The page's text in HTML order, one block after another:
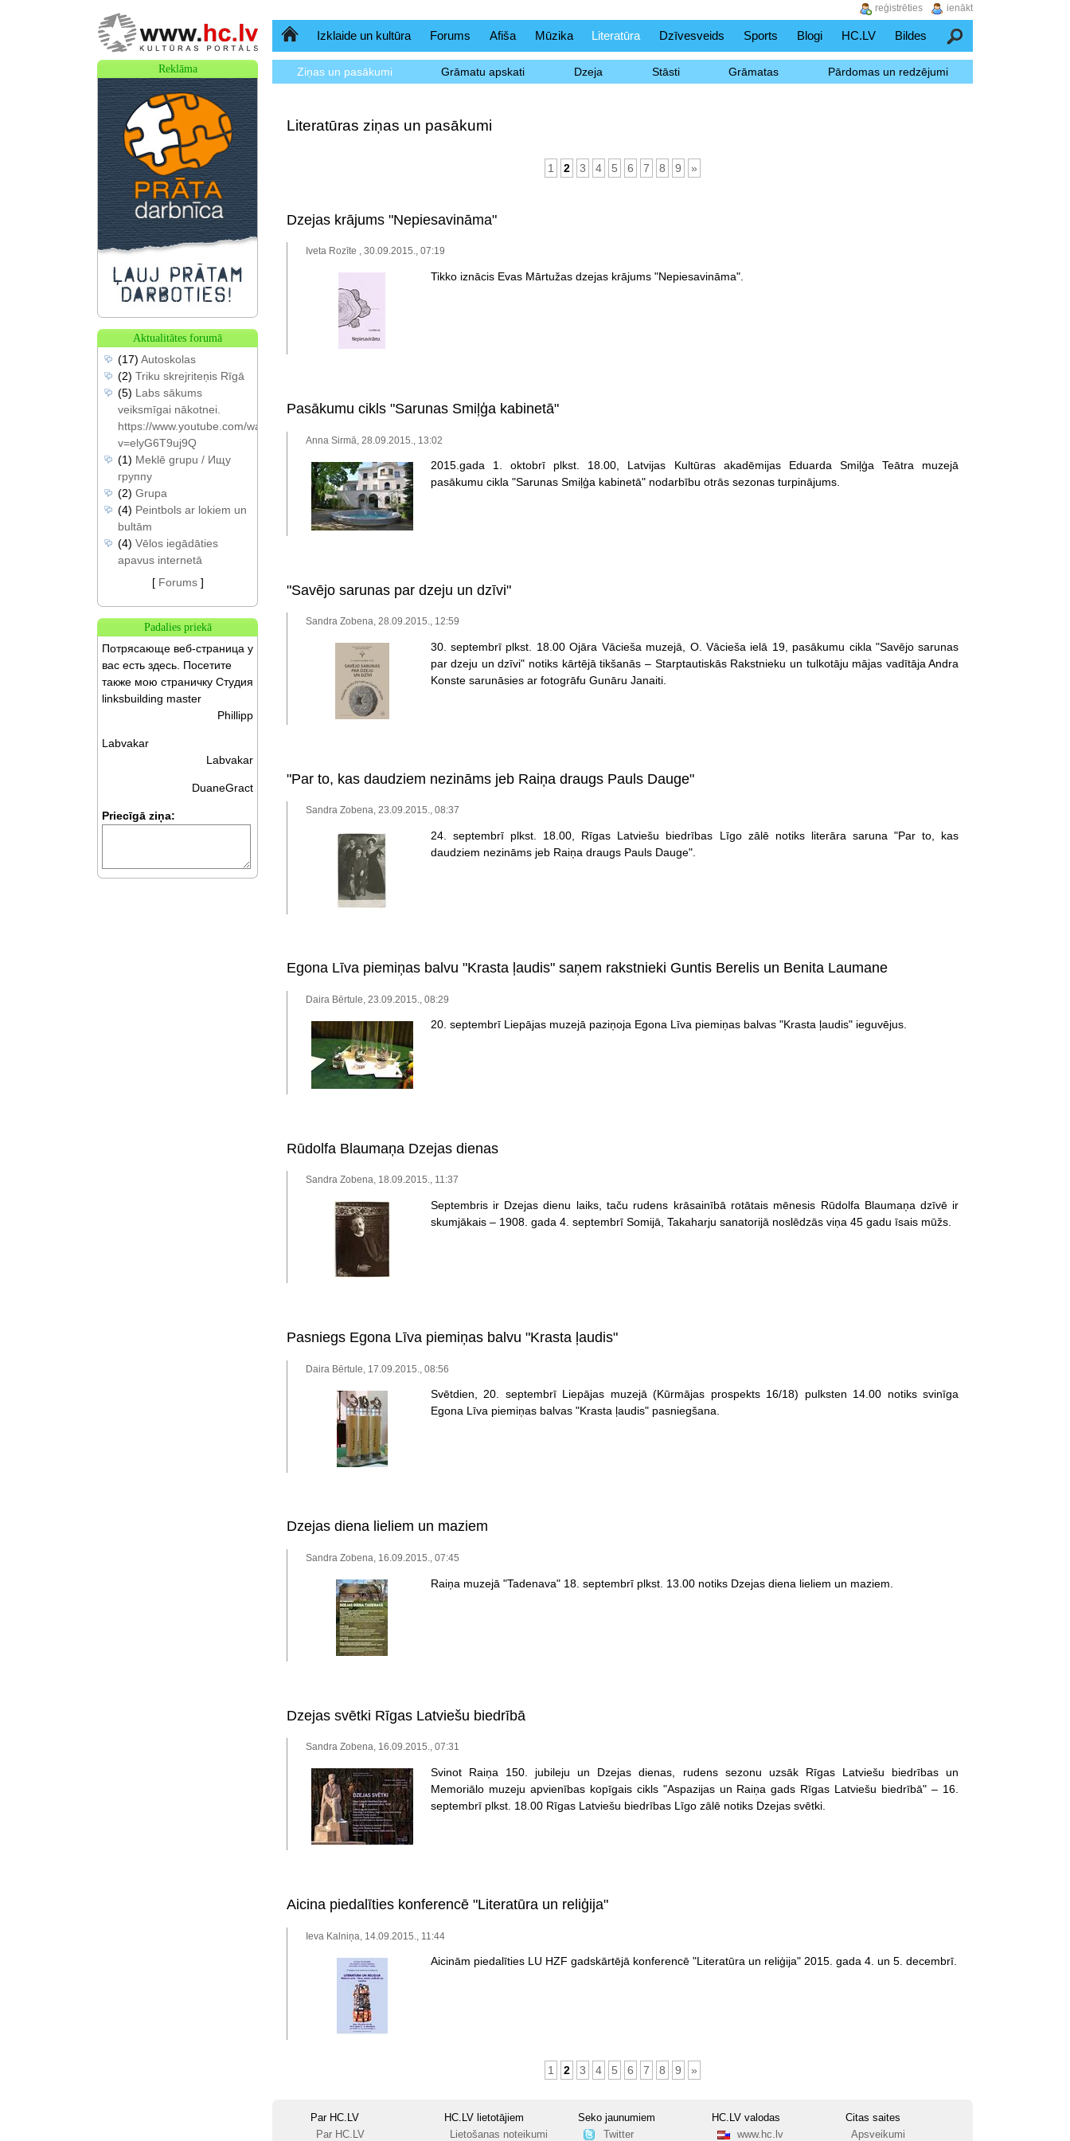
SākumlapaIzklaide un kultūra Forums Afiša Mūzika Literatūra Dzīvesveids Sports Blogi HC.LV Bildes Meklēšana
Ziņas un pasākumi Grāmatu apskati Dzeja Stāsti Grāmatas Pārdomas un redzējumi
Literatūras ziņas un pasākumi
1 2 3 4 5 6 7 8 9 »
Dzejas krājums "Nepiesavināma"
Iveta Rozīte , 30.09.2015., 07:19
Tikko iznācis Evas Mārtužas dzejas krājums "Nepiesavināma".
Pasākumu cikls "Sarunas Smiļģa kabinetā"
Anna Sirmā, 28.09.2015., 13:02
2015.gada 1. oktobrī plkst. 18.00, Latvijas Kultūras akadēmijas Eduarda Smiļģa Teātra muzejā
pasākumu cikla "Sarunas Smiļģa kabinetā" nodarbību otrās sezonas turpinājums.
"Savējo sarunas par dzeju un dzīvi"
Sandra Zobena, 28.09.2015., 12:59
30. septembrī plkst. 18.00 Ojāra Vācieša muzejā, O. Vācieša ielā 19, pasākumu cikla "Savējo sarunas
par dzeju un dzīvi" notiks kārtējā tikšanās – Starptautiskās Rakstnieku un tulkotāju mājas vadītāja Andra
Konste sarunāsies ar fotogrāfu Gunāru Janaiti.
"Par to, kas daudziem nezināms jeb Raiņa draugs Pauls Dauge"
Sandra Zobena, 23.09.2015., 08:37
24. septembrī plkst. 18.00, Rīgas Latviešu biedrības Līgo zālē notiks literāra saruna "Par to, kas
daudziem nezināms jeb Raiņa draugs Pauls Dauge".
Egona Līva piemiņas balvu "Krasta ļaudis" saņem rakstnieki Guntis Berelis un Benita Laumane
Daira Bērtule, 23.09.2015., 08:29
20. septembrī Liepājas muzejā paziņoja Egona Līva piemiņas balvas "Krasta ļaudis" ieguvējus.
Rūdolfa Blaumaņa Dzejas dienas
Sandra Zobena, 18.09.2015., 11:37
Septembris ir Dzejas dienu laiks, taču rudens krāsainībā rotātais mēnesis Rūdolfa Blaumaņa dzīvē ir
skumjākais – 1908. gada 4. septembrī Somijā, Takaharju sanatorijā noslēdzās viņa 45 gadu īsais mūžs.
Pasniegs Egona Līva piemiņas balvu "Krasta ļaudis"
Daira Bērtule, 17.09.2015., 08:56
Svētdien, 20. septembrī Liepājas muzejā (Kūrmājas prospekts 16/18) pulksten 14.00 notiks svinīga
Egona Līva piemiņas balvas "Krasta ļaudis" pasniegšana.
Dzejas diena lieliem un maziem
Sandra Zobena, 16.09.2015., 07:45
Raiņa muzejā "Tadenava" 18. septembrī plkst. 13.00 notiks Dzejas diena lieliem un maziem.
Dzejas svētki Rīgas Latviešu biedrībā
Sandra Zobena, 16.09.2015., 07:31
Svinot Raiņa 150. jubileju un Dzejas dienas, rudens sezonu uzsāk Rīgas Latviešu biedrības un
Memoriālo muzeju apvienības kopīgais cikls "Aspazijas un Raiņa gads Rīgas Latviešu biedrībā" – 16.
septembrī plkst. 18.00 Rīgas Latviešu biedrības Līgo zālē notiks Dzejas svētki.
Aicina piedalīties konferencē "Literatūra un reliģija"
Ieva Kalniņa, 14.09.2015., 11:44
Aicinām piedalīties LU HZF gadskārtējā konferencē "Literatūra un reliģija" 2015. gada 4. un 5. decembrī.
1 2 3 4 5 6 7 8 9 »
Par HC.LV
Par HC.LV
HC.LV lietotājiem
Lietošanas noteikumi
Seko jaunumiem
Twitter
HC.LV valodas
www.hc.lv
Citas saites
Apsveikumi
Reklāma
Aktualitātes forumā
(17) Autoskolas
(2) Triku skrejriteņis Rīgā
(5) Labs sākums
veiksmīgai nākotnei.
https://www.youtube.com/watch?
v=elyG6T9uj9Q
(1) Meklē grupu / Ищу
группу
(2) Grupa
(4) Peintbols ar lokiem un
bultām
(4) Vēlos iegādāties
apavus internetā
[ Forums]
Padalies priekā
Потрясающе веб-страница у
вас есть здесь. Посетите
также мою страничку Студия
linksbuilding master
Phillipp
Labvakar
Labvakar
DuaneGract
Priecīgā ziņa:
ienākt
reģistrēties